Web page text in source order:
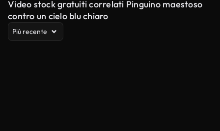
Video stock gratuiti correlati Pinguino maestoso
contro un cielo blu chiaro
Più recente